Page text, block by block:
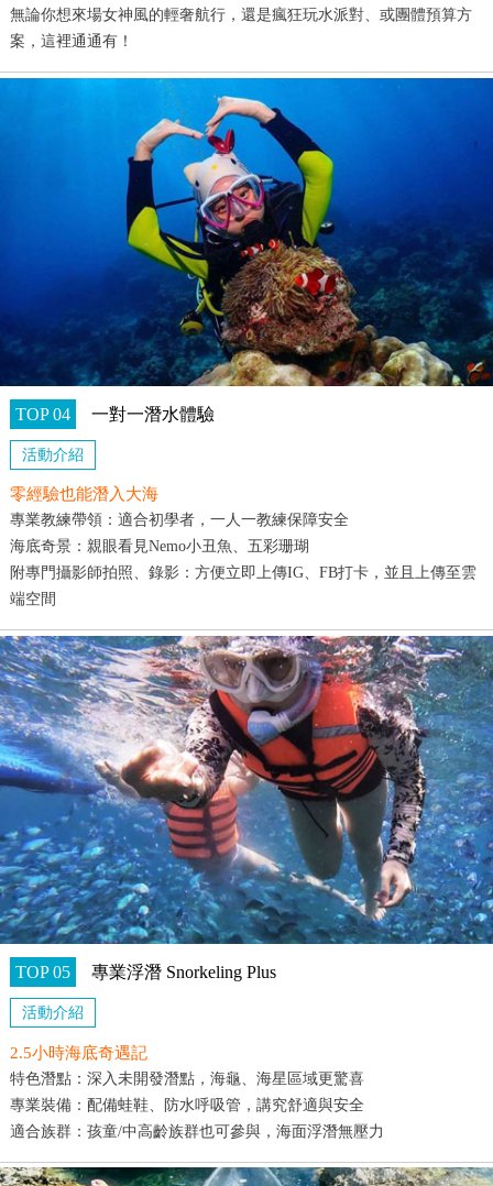
無論你想來場女神風的輕奢航行，還是瘋狂玩水派對、或團體預算方
案，這裡通通有！
TOP 04 一對一潛水體驗
活動介紹
零經驗也能潛入大海
專業教練帶領：適合初學者，一人一教練保障安全
海底奇景：親眼看見Nemo小丑魚、五彩珊瑚
附專門攝影師拍照、錄影：方便立即上傳IG、FB打卡，並且上傳至雲
端空間
TOP 05 專業浮潛 Snorkeling Plus
活動介紹
2.5小時海底奇遇記
特色潛點：深入未開發潛點，海龜、海星區域更驚喜
專業裝備：配備蛙鞋、防水呼吸管，講究舒適與安全
適合族群：孩童/中高齡族群也可參與，海面浮潛無壓力